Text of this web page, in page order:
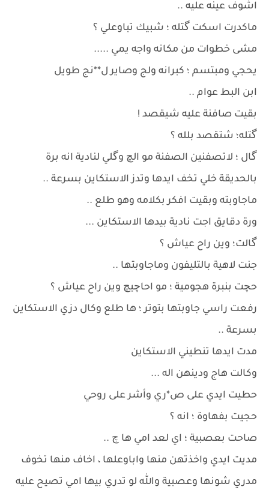
اشوف عينه عليه ..
ماكدرت اسكت گتله ؛ شبيك تباوعلي ؟
مشى خطوات من مكانه واجه يمي .....
يحجي ومبتسم ؛ كبرانه ولج وصاير ل**نج طويل
ابن البط عوام ..
بقيت صافنة عليه شيقصد !
گتله؛ شتقصد بلله ؟
گال ؛ لاتصفنين الصفنة مو الچ وگلي لنادية انه برة
بالحديقة خلي تخف ايدها وتدز الاستكاين بسرعة ..
ماجاوبته وبقيت افكر بكلامه وهو طلع ..
ورة دقايق اجت نادية بيدها الاستكاين ...
گالت؛ وين راح عياش ؟
جنت لاهية بالتليفون وماجاوبتها ..
حچت بنبرة هجومية ؛ مو احاچيچ وين راح عياش ؟
رفعت راسي جاوبتها بتوتر ؛ ها طلع وكال دزي الاستكاين
بسرعة ..
مدت ايدها تنطيني الاستكاين
وكالت هاج ودينهن اله ...
حطيت ايدي على ص*ري وأشر على روحي
حجيت بفهاوة ؛ انه ؟
صاحت بعصبية ؛ اي لعد امي ها چ ..
مديت ايدي واخذتهن منها واباوعلها ، اخاف منها تخوف
مدري شونها وعصبية والله لو تدري بيها امي تصيح عليه